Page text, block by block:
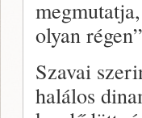
olyan
Szavai
halálos